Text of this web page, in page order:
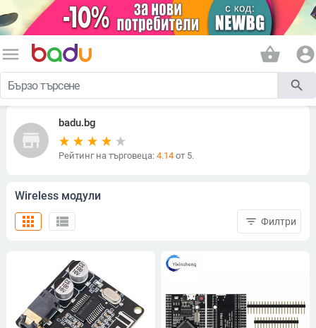
menu shopping_basket account_circle
search
store
badu.bg
Рейтинг на търговеца: 4.14от 5.
Wireless модули
view_list
apps filter_list Филтри